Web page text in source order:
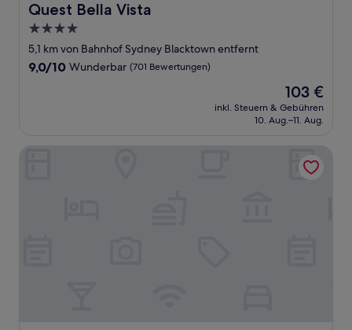
Quest Bella Vista
Quest Bella Vista
4.0-
Sterne-
Unterkunft
5,1 km von Bahnhof Sydney Blacktown entfernt
9.0
9,0/10 Wunderbar (701 Bewertungen)
Der
Preis
beträgt
103 €
inkl. Steuern & Gebühren
10. Aug.–11. Aug.